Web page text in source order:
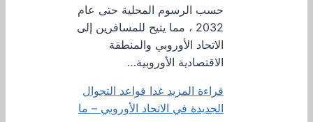
حسب الرسوم المحلية حتى عام
2032 ، مما يتيح للمسافرين إلى
الاتحاد الأوروبي والمنطقة
الاقتصادية الأوروبية…
قراءة المزيد غدا قواعد التجوال
الجديدة في الاتحاد الأوروبي – ما